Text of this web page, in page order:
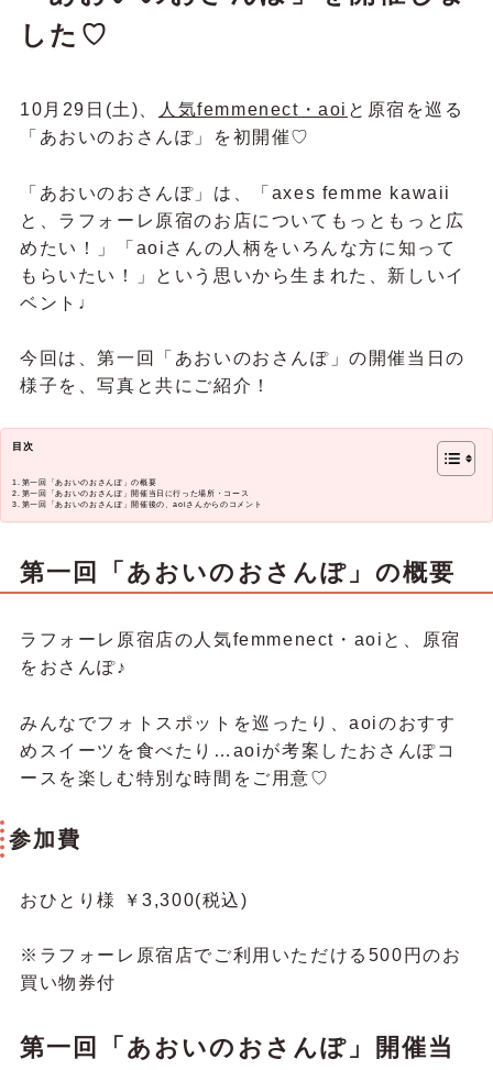
した♡
10月29日(土)、 人気femmenect・aoi と原宿を巡る
「あおいのおさんぽ」を初開催♡
「あおいのおさんぽ」は、「axes femme kawaii
と、ラフォーレ原宿のお店についてもっともっと広
めたい！」「aoiさんの人柄をいろんな方に知って
もらいたい！」という思いから生まれた、新しいイ
ベント♩
今回は、第一回
「あおいのおさんぽ」の開催当日の
様子を、写真と共にご紹介！
目次
第一回「あおいのおさんぽ」の概要
第一回「あおいのおさんぽ」開催当日に行った場所・コース
第一回「あおいのおさんぽ」開催後の、aoiさんからのコメント
第一回「あおいのおさんぽ」の概要
ラフォーレ原宿店の人気femmenect・aoiと、原宿
をおさんぽ♪
みんなでフォトスポットを巡ったり、aoiのおすす
めスイーツを食べたり…aoiが考案したおさんぽコ
ースを楽しむ特別な時間をご用意♡
参加費
おひとり様 ￥3,300(税込)
※ラフォーレ原宿店でご利用いただける500円のお
買い物券付
第一回「あおいのおさんぽ」開催当